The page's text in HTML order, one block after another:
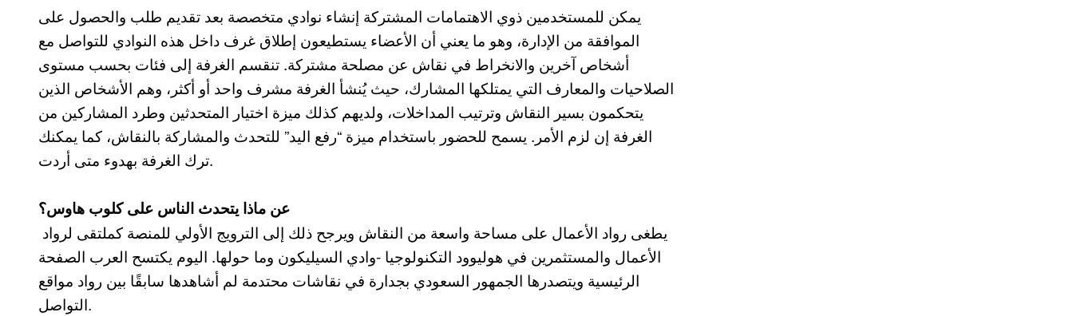
يمكن للمستخدمين ذوي الاهتمامات المشتركة إنشاء نوادي متخصصة بعد تقديم طلب والحصول على
الموافقة من الإدارة، وهو ما يعني أن الأعضاء يستطيعون إطلاق غرف داخل هذه النوادي للتواصل مع
أشخاص آخرين والانخراط في نقاش عن مصلحة مشتركة. تنقسم الغرفة إلى فئات بحسب مستوى
الصلاحيات والمعارف التي يمتلكها المشارك، حيث يُنشأ الغرفة مشرف واحد أو أكثر، وهم الأشخاص الذين
يتحكمون بسير النقاش وترتيب المداخلات، ولديهم كذلك ميزة اختيار المتحدثين وطرد المشاركين من
الغرفة إن لزم الأمر. يسمح للحضور باستخدام ميزة “رفع اليد” للتحدث والمشاركة بالنقاش، كما يمكنك
ترك الغرفة بهدوء متى أردت.
عن ماذا يتحدث الناس على كلوب هاوس؟
الأعمال والمستثمرين في هوليوود التكنولوجيا -وادي السيليكون وما حولها. اليوم يكتسح العرب الصفحة
الرئيسية ويتصدرها الجمهور السعودي بجدارة في نقاشات محتدمة لم أشاهدها سابقًا بين رواد مواقع
التواصل.